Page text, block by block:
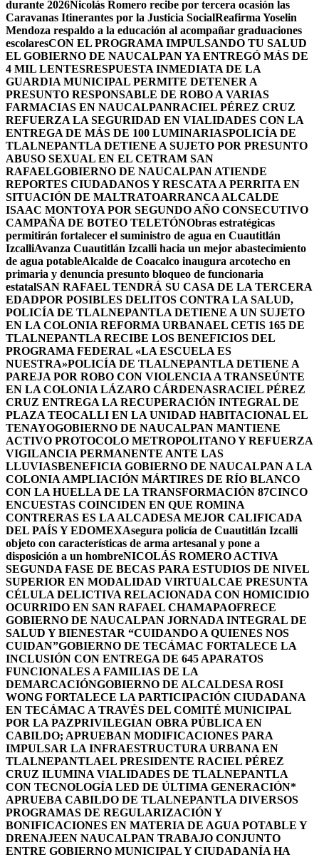
durante 2026Nicolás Romero recibe por tercera ocasión las
Caravanas Itinerantes por la Justicia SocialReafirma Yoselin
Mendoza respaldo a la educación al acompañar graduaciones
escolaresCON EL PROGRAMA IMPULSANDO TU SALUD
EL GOBIERNO DE NAUCALPAN YA ENTREGÓ MÁS DE
4 MIL LENTESRESPUESTA INMEDIATA DE LA
GUARDIA MUNICIPAL PERMITE DETENER A
PRESUNTO RESPONSABLE DE ROBO A VARIAS
FARMACIAS EN NAUCALPANRACIEL PÉREZ CRUZ
REFUERZA LA SEGURIDAD EN VIALIDADES CON LA
ENTREGA DE MÁS DE 100 LUMINARIASPOLICÍA DE
TLALNEPANTLA DETIENE A SUJETO POR PRESUNTO
ABUSO SEXUAL EN EL CETRAM SAN
RAFAELGOBIERNO DE NAUCALPAN ATIENDE
REPORTES CIUDADANOS Y RESCATA A PERRITA EN
SITUACIÓN DE MALTRATOARRANCA ALCALDE
ISAAC MONTOYA POR SEGUNDO AÑO CONSECUTIVO
CAMPAÑA DE BOTEO TELETÓNObras estratégicas
permitirán fortalecer el suministro de agua en Cuautitlán
IzcalliAvanza Cuautitlán Izcalli hacia un mejor abastecimiento
de agua potableAlcalde de Coacalco inaugura arcotecho en
primaria y denuncia presunto bloqueo de funcionaria
estatalSAN RAFAEL TENDRÁ SU CASA DE LA TERCERA
EDADPOR POSIBLES DELITOS CONTRA LA SALUD,
POLICÍA DE TLALNEPANTLA DETIENE A UN SUJETO
EN LA COLONIA REFORMA URBANAEL CETIS 165 DE
TLALNEPANTLA RECIBE LOS BENEFICIOS DEL
PROGRAMA FEDERAL «LA ESCUELA ES
NUESTRA»POLICÍA DE TLALNEPANTLA DETIENE A
PAREJA POR ROBO CON VIOLENCIA A TRANSEÚNTE
EN LA COLONIA LÁZARO CÁRDENASRACIEL PÉREZ
CRUZ ENTREGA LA RECUPERACIÓN INTEGRAL DE
PLAZA TEOCALLI EN LA UNIDAD HABITACIONAL EL
TENAYOGOBIERNO DE NAUCALPAN MANTIENE
ACTIVO PROTOCOLO METROPOLITANO Y REFUERZA
VIGILANCIA PERMANENTE ANTE LAS
LLUVIASBENEFICIA GOBIERNO DE NAUCALPAN A LA
COLONIA AMPLIACIÓN MÁRTIRES DE RÍO BLANCO
CON LA HUELLA DE LA TRANSFORMACIÓN 87CINCO
ENCUESTAS COINCIDEN EN QUE ROMINA
CONTRERAS ES LA ALCADESA MEJOR CALIFICADA
DEL PAÍS Y EDOMEXAsegura policía de Cuautitlán Izcalli
objeto con características de arma artesanal y pone a
disposición a un hombreNICOLÁS ROMERO ACTIVA
SEGUNDA FASE DE BECAS PARA ESTUDIOS DE NIVEL
SUPERIOR EN MODALIDAD VIRTUALCAE PRESUNTA
CÉLULA DELICTIVA RELACIONADA CON HOMICIDIO
OCURRIDO EN SAN RAFAEL CHAMAPAOFRECE
GOBIERNO DE NAUCALPAN JORNADA INTEGRAL DE
SALUD Y BIENESTAR “CUIDANDO A QUIENES NOS
CUIDAN”GOBIERNO DE TECÁMAC FORTALECE LA
INCLUSIÓN CON ENTREGA DE 645 APARATOS
FUNCIONALES A FAMILIAS DE LA
DEMARCACIÓNGOBIERNO DE ALCALDESA ROSI
WONG FORTALECE LA PARTICIPACIÓN CIUDADANA
EN TECÁMAC A TRAVÉS DEL COMITÉ MUNICIPAL
POR LA PAZPRIVILEGIAN OBRA PÚBLICA EN
CABILDO; APRUEBAN MODIFICACIONES PARA
IMPULSAR LA INFRAESTRUCTURA URBANA EN
TLALNEPANTLAEL PRESIDENTE RACIEL PÉREZ
CRUZ ILUMINA VIALIDADES DE TLALNEPANTLA
CON TECNOLOGÍA LED DE ÚLTIMA GENERACIÓN*
APRUEBA CABILDO DE TLALNEPANTLA DIVERSOS
PROGRAMAS DE REGULARIZACIÓN Y
BONIFICACIONES EN MATERIA DE AGUA POTABLE Y
DRENAJEEN NAUCALPAN TRABAJO CONJUNTO
ENTRE GOBIERNO MUNICIPAL Y CIUDADANÍA HA